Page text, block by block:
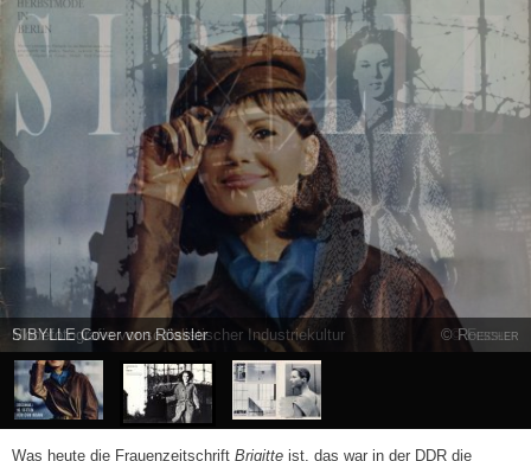
Modefotografie vor sozialistischer Industriekultur © Fischer
Was heute die Frauenzeitschrift Brigitte ist, das war in der DDR die